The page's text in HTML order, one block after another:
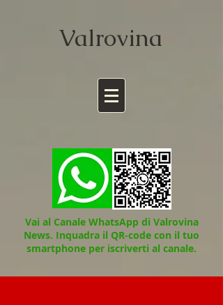
Valrovina
Vai al Canale WhatsApp di Valrovina
News. Inquadra il QR-code con il tuo
smartphone per iscriverti al canale.